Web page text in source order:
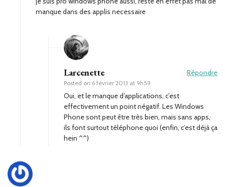
manque dans des applis necessaire
Larcenette
Posted on 6 février 2013 at 9h59
Répondre
Oui, et le manque d’applications, c’est
effectivement un point négatif. Les Windows
Phone sont peut être très bien, mais sans apps,
ils font surtout téléphone quoi (enfin, c’est déjà ça
hein ^^)